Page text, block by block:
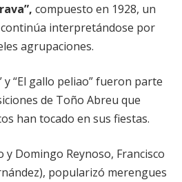
compuesto en 1928, un
interpretándose por
agrupaciones.
y “El gallo peliao” fueron parte
de Toño Abreu que
han tocado en sus fiestas.
y Domingo Reynoso, Francisco
popularizó merengues